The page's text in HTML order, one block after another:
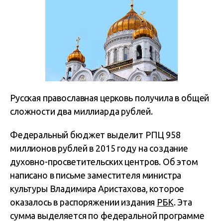
Русская православная церковь получила в общей
сложности два миллиарда рублей.
Федеральный бюджет выделит РПЦ 958
миллионов рублей в 2015 году на создание
духовно-просветительских центров. Об этом
написано в письме заместителя министра
культуры Владимира Аристахова, которое
оказалось в распоряжении издания РБК. Эта
сумма выделяется по федеральной программе